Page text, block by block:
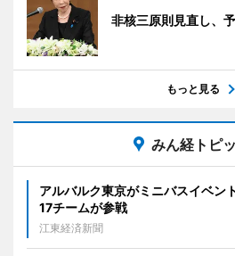
非核三原則見直し、
もっと見る
みん経トピ
アルバルク東京がミニバスイベ
17チームが参戦
江東経済新聞